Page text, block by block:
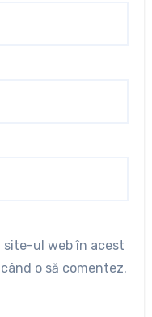
site-ul web în acest
o să comentez.